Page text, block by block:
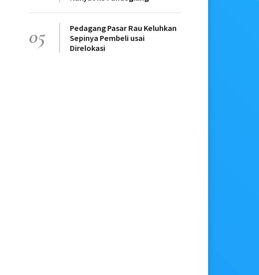
05
Pedagang Pasar Rau Keluhkan
Sepinya Pembeli usai
Direlokasi